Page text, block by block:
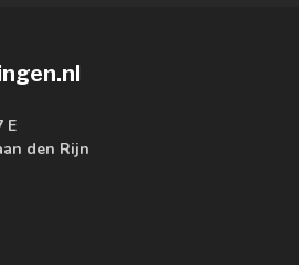
E
den Rijn